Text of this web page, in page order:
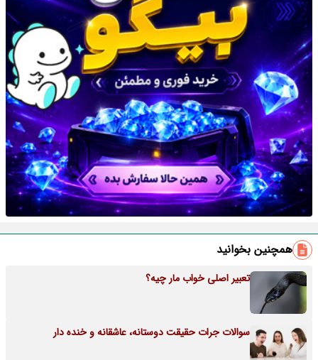
همچنین بخوانید
تعبیر اصلی خواب مار چیه؟
سوالات جرات حقیقت دوستانه، عاشقانه و خنده دار